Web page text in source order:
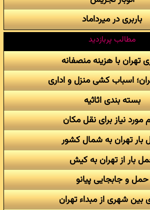
باربری در میرداماد
مطالب پربازدید
تهران با هزینه منصفانه
اسباب کشی منزل و اداری
بسته بندی اثاثیه
مورد نیاز برای نقل مکان
تهران به شمال کشور
بار از تهران به کیش
حمل و جابجایی پیانو
بین شهری از مبداء تهران